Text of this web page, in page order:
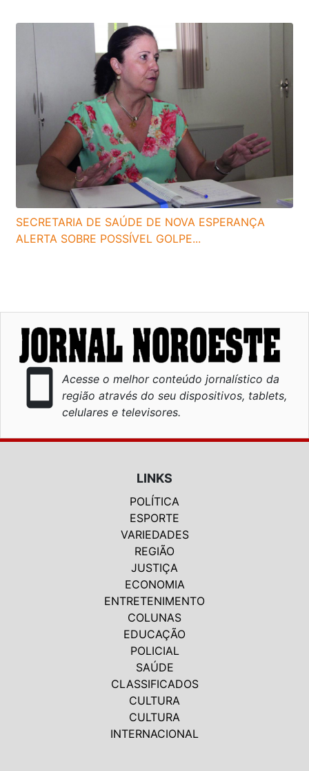
SECRETARIA DE SAÚDE DE NOVA ESPERANÇA
ALERTA SOBRE POSSÍVEL GOLPE...
smartphone
Acesse o melhor conteúdo jornalístico da
região através do seu dispositivos, tablets,
celulares e televisores.
LINKS
POLÍTICA
ESPORTE
VARIEDADES
REGIÃO
JUSTIÇA
ECONOMIA
ENTRETENIMENTO
COLUNAS
EDUCAÇÃO
POLICIAL
SAÚDE
CLASSIFICADOS
CULTURA
CULTURA
INTERNACIONAL